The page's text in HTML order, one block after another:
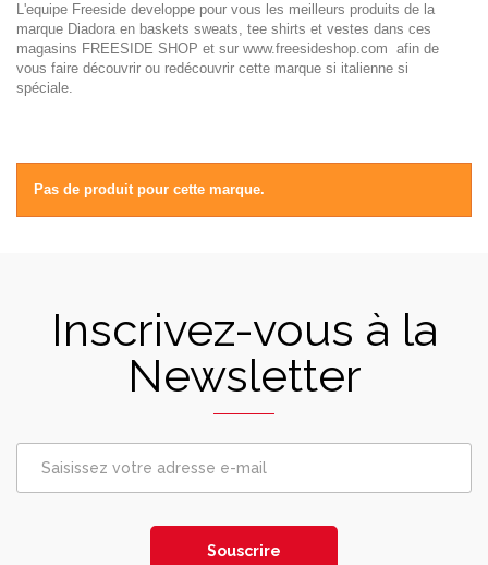
L'equipe Freeside developpe pour vous les meilleurs produits de la
marque Diadora en baskets sweats, tee shirts et vestes dans ces
magasins FREESIDE SHOP et sur www.freesideshop.com afin de
vous faire découvrir ou redécouvrir cette marque si italienne si
spéciale.
Pas de produit pour cette marque.
Inscrivez-vous à la
Newsletter
Souscrire